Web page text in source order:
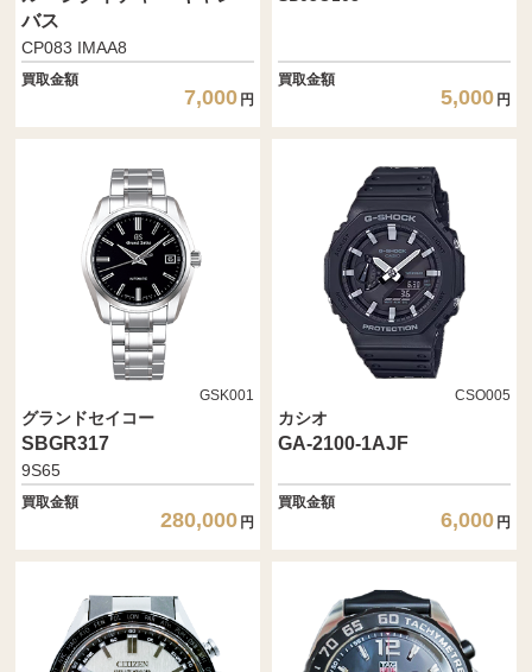
バス
CP083 IMAA8
買取金額
7,000 円
買取金額
5,000 円
GSK001
グランドセイコー
SBGR317
9S65
買取金額
280,000 円
CSO005
カシオ
GA-2100-1AJF
買取金額
6,000 円